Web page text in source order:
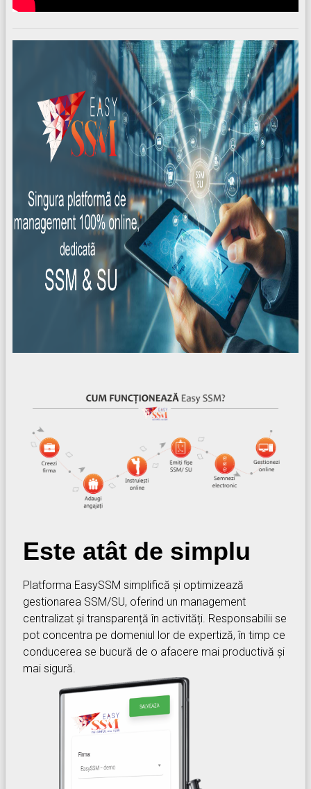
Este atât de simplu
Platforma EasySSM simplifică și optimizează
gestionarea SSM/SU, oferind un management
centralizat și transparență în activități. Responsabilii se
pot concentra pe domeniul lor de expertiză, în timp ce
conducerea se bucură de o afacere mai productivă și
mai sigură.